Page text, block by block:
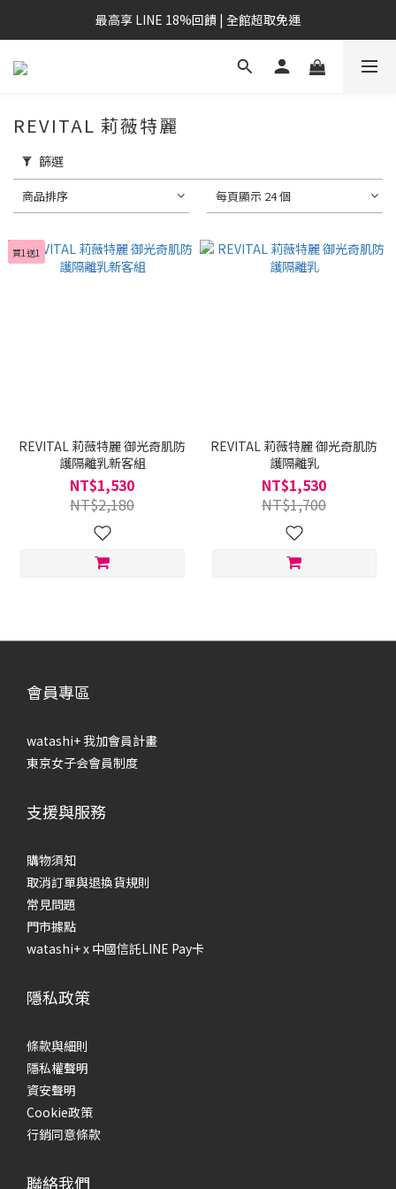
最高享 LINE 18%回饋 | 全館超取免運
REVITAL 莉薇特麗
篩選
商品排序 每頁顯示 24 個
買1送1
REVITAL 莉薇特麗 御光奇肌防
護隔離乳新客組
NT$1,530
NT$2,180
REVITAL 莉薇特麗 御光奇肌防
護隔離乳
NT$1,530
NT$1,700
會員專區
watashi+ 我加會員計畫
東京女子会會員制度
支援與服務
購物須知
取消訂單與退換貨規則
常見問題
門市據點
watashi+ x 中國信託LINE Pay卡
隱私政策
條款與細則
隱私權聲明
資安聲明
Cookie政策
行銷同意條款
聯絡我們